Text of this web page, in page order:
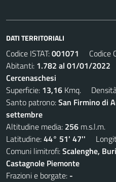
DATI TERRITORIALI
Codice ISTAT:001071 Codice
Abitanti: 1.782 al 01/01/2022
Cercenaschesi
Superficie: 13,16 Kmq.
Santo patrono:San Firmino di
settembre
Altitudine media: 256 m.s.l.m.
Latitudine:44° 51' 47''
Comuni limitrofi:Scalenghe,
Castagnole Piemonte
Frazioni e borgate: -